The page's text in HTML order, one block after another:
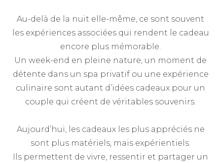
Au-delà de la nuit elle-même, ce sont souvent
les expériences associées qui rendent le cadeau
encore plus mémorable.
Un week-end en pleine nature, un moment de
détente dans un spa privatif ou une expérience
culinaire sont autant d’idées cadeaux pour un
couple qui créent de véritables souvenirs.
Aujourd’hui, les cadeaux les plus appréciés ne
sont plus matériels, mais expérientiels.
Ils permettent de vivre, ressentir et partager un